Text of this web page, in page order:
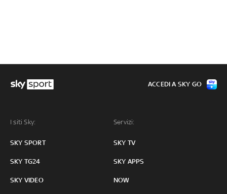
I siti Sky:
SKY SPORT
SKY TG24
SKY VIDEO
Servizi:
SKY TV
SKY APPS
NOW
ACCEDI A SKY GO